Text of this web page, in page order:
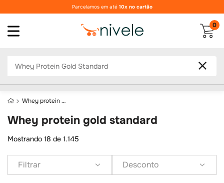
Parcelamos em até 10x no cartão
0
whey protein gold standard
whey protein gold standard
Mostrando 18 de 1.145
Filtrar Desconto